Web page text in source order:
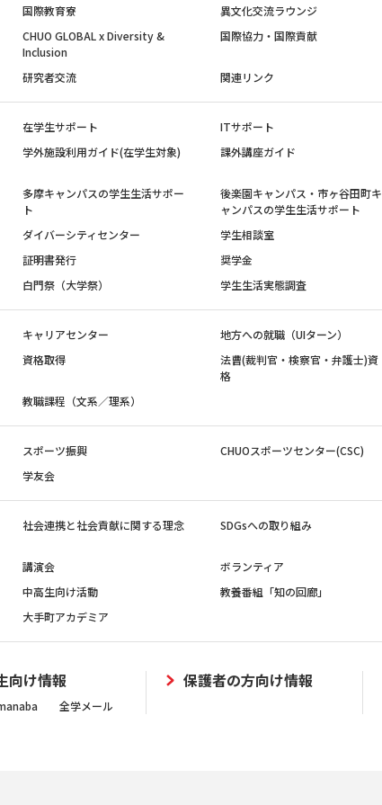
国際教育寮 異文化交流ラウンジ
CHUO GLOBAL x Diversity &
Inclusion
国際協力・国際貢献
研究者交流 関連リンク
在学生サポート ITサポート
学外施設利用ガイド(在学生対象)
課外講座ガイド
多摩キャンパスの学生生活サポー
ト
後楽園キャンパス・市ヶ谷田町キ
ャンパスの学生生活サポート
ダイバーシティセンター 学生相談室
証明書発行
奨学金
白門祭（大学祭）
学生生活実態調査
キャリアセンター 地方への就職（UIターン）
資格取得
法曹(裁判官・検察官・弁護士)資
格
教職課程（文系／理系）
スポーツ振興 CHUOスポーツセンター(CSC)
学友会
社会連携と社会貢献に関する理念 SDGsへの取り組み
講演会
ボランティア
中高生向け活動
教養番組「知の回廊」
大手町アカデミア
向け情報
全学メール
保護者の方向け情報